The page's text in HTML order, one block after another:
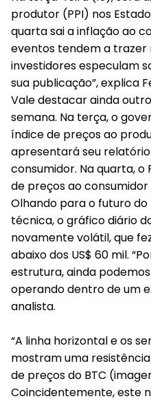
produtor (PPI) nos
quarta sai a inflação ao
eventos tendem a trazer
investidores especulam
sua publicação”, explica
Vale destacar ainda
semana. Na terça, o
índice de preços ao
apresentará seu
consumidor. Na quarta, o
de preços ao consumidor
Olhando para o futuro do
técnica, o gráfico diário
novamente volátil, que
abaixo dos US$ 60 mil.
estrutura, ainda
operando dentro de um
analista.
“A linha horizontal e os
mostram uma
de preços do BTC
Coincidentemente, este